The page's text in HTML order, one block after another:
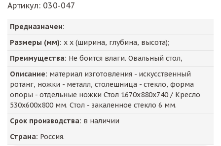
Артикул: 030-047
Предназначен:
Размеры (мм): х х (ширина, глубина, высота);
Преимущества: Не боится влаги. Овальный стол,
Описание: материал изготовления - искусственный
ротанг, ножки - металл, столешница - стекло, форма
опоры - отдельные ножки Стол 1670х880х740 / Кресло
530х600х800 мм. Стол - закаленное стекло 6 мм.
Срок производства: в наличии
Страна: Россия.